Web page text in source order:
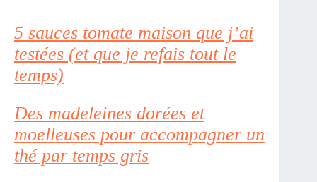
5 sauces tomate maison que j’ai
testées (et que je refais tout le
temps)
Des madeleines dorées et
moelleuses pour accompagner un
thé par temps gris